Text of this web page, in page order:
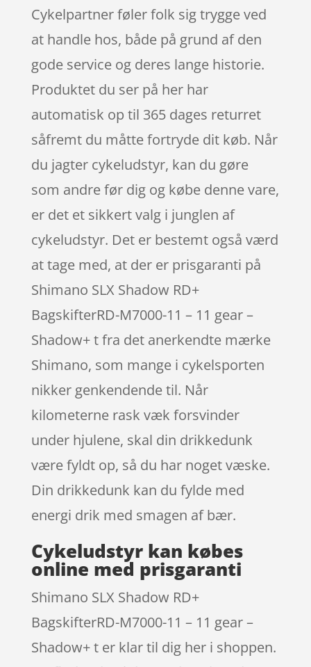
Cykelpartner føler folk sig trygge ved
at handle hos, både på grund af den
gode service og deres lange historie.
Produktet du ser på her har
automatisk op til 365 dages returret
såfremt du måtte fortryde dit køb. Når
du jagter cykeludstyr, kan du gøre
som andre før dig og købe denne vare,
er det et sikkert valg i junglen af
cykeludstyr. Det er bestemt også værd
at tage med, at der er prisgaranti på
Shimano SLX Shadow RD+
BagskifterRD-M7000-11 – 11 gear –
Shadow+ t fra det anerkendte mærke
Shimano, som mange i cykelsporten
nikker genkendende til. Når
kilometerne rask væk forsvinder
under hjulene, skal din drikkedunk
være fyldt op, så du har noget væske.
Din drikkedunk kan du fylde med
energi drik med smagen af bær.
Cykeludstyr kan købes
online med prisgaranti
Shimano SLX Shadow RD+
BagskifterRD-M7000-11 – 11 gear –
Shadow+ t er klar til dig her i shoppen.